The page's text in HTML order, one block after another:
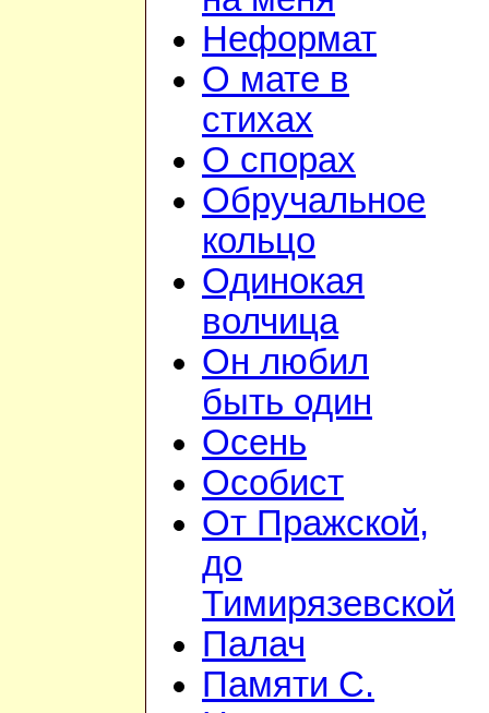
Неформат
О мате в
стихах
О спорах
Обручальное
кольцо
Одинокая
волчица
Он любил
быть один
Осень
Особист
От Пражской,
до
Тимирязевской
Палач
Памяти С.